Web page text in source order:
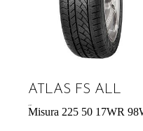
ATLAS FS ALL
Misura 225 50 17WR